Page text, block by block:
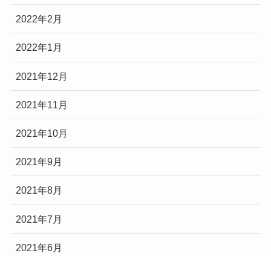
2022年2月
2022年1月
2021年12月
2021年11月
2021年10月
2021年9月
2021年8月
2021年7月
2021年6月